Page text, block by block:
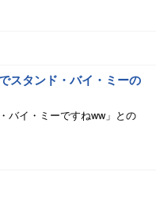
スタンド・バイ・ミーの
バイ・ミーですねww」との